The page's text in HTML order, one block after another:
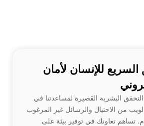
للإنسان لأمان
البشرية القصيرة لمساعدتنا في
من الاحتيال والرسائل غير المرغوب
تساهم تعاونك في توفير بيئة على